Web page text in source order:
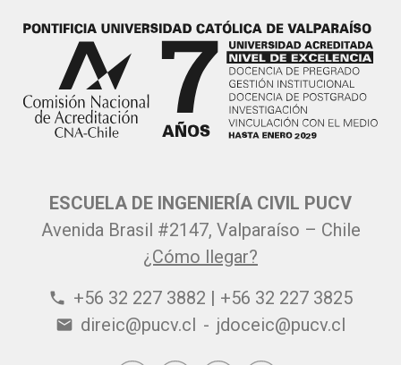
ESCUELA DE INGENIERÍA CIVIL PUCV
Avenida Brasil #2147, Valparaíso – Chile
¿Cómo llegar?
phone +56 32 227 3882 | +56 32 227 3825
email direic@pucv.cl - jdoceic@pucv.cl